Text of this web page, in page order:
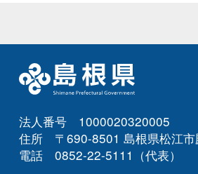
法人番号 1000020320005
住所 〒690-8501 島根県松江市
電話 0852-22-5111（代表）